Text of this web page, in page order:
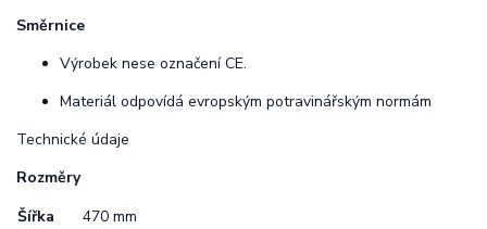
Směrnice
Výrobek nese označení CE.
Materiál odpovídá evropským potravinářským normám
Technické údaje
Rozměry
Šířka
470 mm